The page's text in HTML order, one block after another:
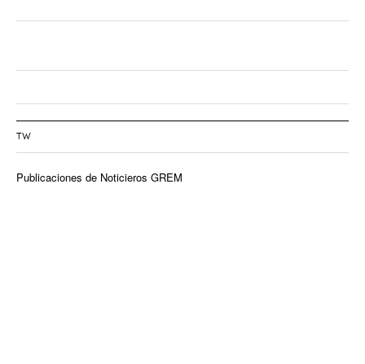
TW
Publicaciones de Noticieros GREM